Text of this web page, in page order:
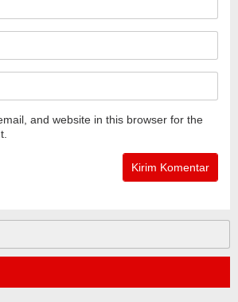
and website in this browser for the